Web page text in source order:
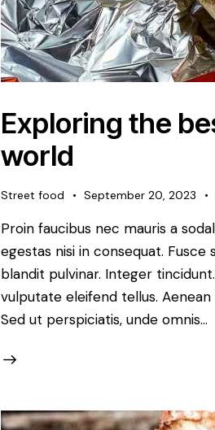
Exploring the
world
Street food September 20, 2023
Proin faucibus nec mauris a
egestas nisi in consequat. Fusce
blandit pulvinar. Integer
vulputate eleifend tellus.
Sed ut perspiciatis, unde omnis…